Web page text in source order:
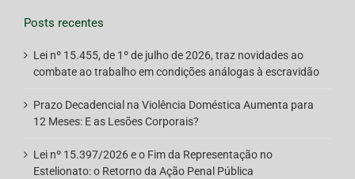
Posts recentes
Lei nº 15.455, de 1º de julho de 2026, traz novidades ao
combate ao trabalho em condições análogas à escravidão
Prazo Decadencial na Violência Doméstica Aumenta para
12 Meses: E as Lesões Corporais?
Lei nº 15.397/2026 e o Fim da Representação no
Estelionato: o Retorno da Ação Penal Pública